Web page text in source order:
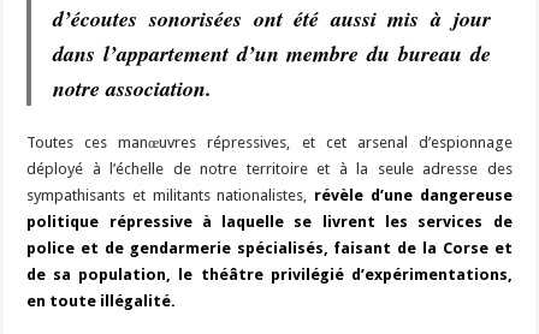
d’écoutes sonorisées ont été aussi mis à jour
dans l’appartement d’un membre du bureau de
notre association.
Toutes ces manœuvres répressives, et cet arsenal d’espionnage
déployé à l’échelle de notre territoire et à la seule adresse des
sympathisants et militants nationalistes, révèle d’une dangereuse
politique répressive à laquelle se livrent les services de
police et de gendarmerie spécialisés, faisant de la Corse et
de sa population, le théâtre privilégié d’expérimentations,
en toute illégalité.